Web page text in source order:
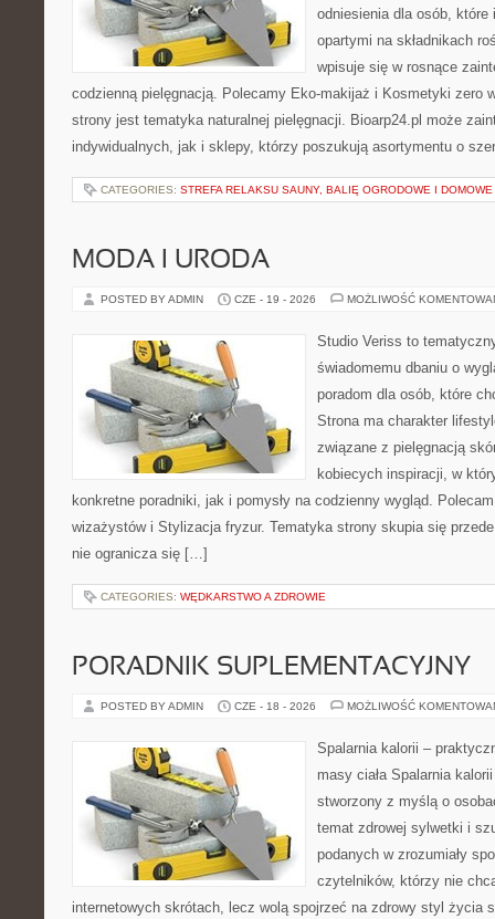
odniesienia dla osób,
opartymi na składnikach
wpisuje się w rosnące
codzienną pielęgnacją. Polecamy Eko-makijaż i Kosmetyki zero
strony jest tematyka naturalnej pielęgnacji. Bioarp24.pl może
indywidualnych, jak i sklepy, którzy poszukują asortymentu o
CATEGORIES: STREFA RELAKSU SAUNY, BALIĘ OGRODOWE I DOMOWE
MODA I URODA
POSTED BY ADMIN CZE - 19 - 2026 MOŻLIWOŚĆ
Studio Veriss to
świadomemu dbaniu o
poradom dla osób, które
Strona ma charakter
związane z pielęgnacją
kobiecych inspiracji, w
konkretne poradniki, jak i pomysły na codzienny wygląd.
wizażystów i Stylizacja fryzur. Tematyka strony skupia się
nie ogranicza się […]
CATEGORIES: WĘDKARSTWO A ZDROWIE
PORADNIK SUPLEMENTACYJNY
POSTED BY ADMIN CZE - 18 - 2026 MOŻLIWOŚĆ
Spalarnia kalorii –
masy ciała Spalarnia
stworzony z myślą o
temat zdrowej sylwetki i
podanych w zrozumiały
czytelników, którzy nie
internetowych skrótach, lecz wolą spojrzeć na zdrowy styl życia